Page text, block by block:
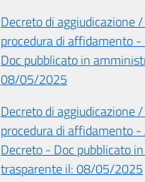
Decreto di aggiudicazione
procedura di affidamento
Doc pubblicato in
08/05/2025
Decreto di aggiudicazione
procedura di affidamento
Decreto - Doc pubblicato
trasparente il: 08/05/2025